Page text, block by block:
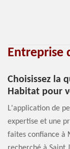
Entreprise
Choisissez la
Habitat pour
L'application de
expertise et une
faites confiance à